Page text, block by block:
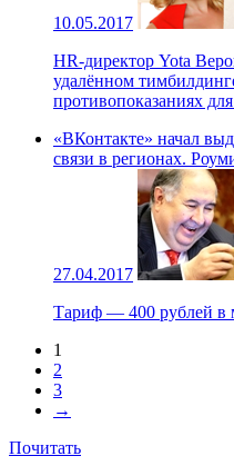
10.05.2017
HR-директор Yota
удалённом
противопоказаниях
«ВКонтакте» начал
связи в регионах.
27.04.2017
Тариф — 400 рублей в
1
2
3
→
Почитать